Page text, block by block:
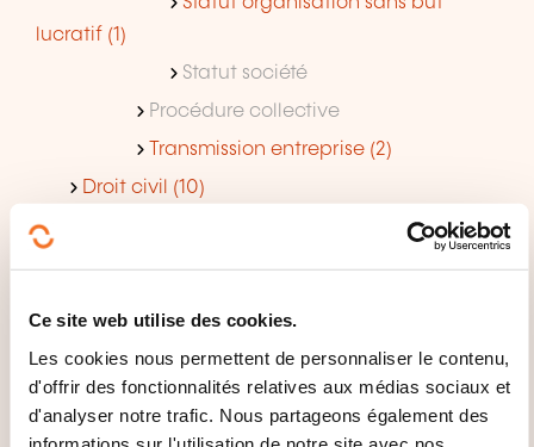
Ce site web utilise des cookies.
Les cookies nous permettent de personnaliser le contenu,
d'offrir des fonctionnalités relatives aux médias sociaux et
d'analyser notre trafic. Nous partageons également des
lucratif (1)
Statut société
Procédure collective
Transmission entreprise (2)
Droit civil (10)
Bail immobilier (3)
Droit judiciaire privé